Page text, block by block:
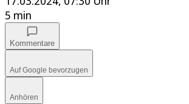
5 min
Kommentare
Auf Google bevorzugen
Anhören